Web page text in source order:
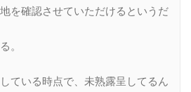
を確認させていただけるというだ
。
ている時点で、未熟露呈してるん